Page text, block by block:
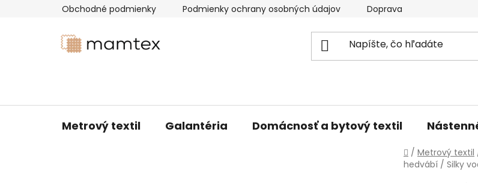
Obchodné podmienky Podmienky ochrany osobných údajov Doprava a platba
Metrový textil Galantéria Domácnosť a bytový textil
Domov
/ Metrový textil
hedvábí / Silky